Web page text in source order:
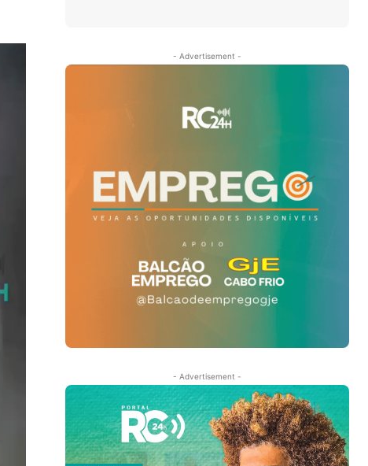
- Advertisement -
- Advertisement -